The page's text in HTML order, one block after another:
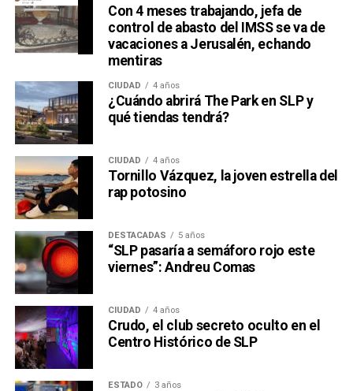
Con 4 meses trabajando, jefa de
control de abasto del IMSS se va de
vacaciones a Jerusalén, echando
mentiras
CIUDAD 4 años
¿Cuándo abrirá The Park en SLP y
qué tiendas tendrá?
CIUDAD 4 años
Tornillo Vázquez, la joven estrella del
rap potosino
DESTACADAS 5 años
“SLP pasaría a semáforo rojo este
viernes”: Andreu Comas
CIUDAD 4 años
Crudo, el club secreto oculto en el
Centro Histórico de SLP
ESTADO 3 años